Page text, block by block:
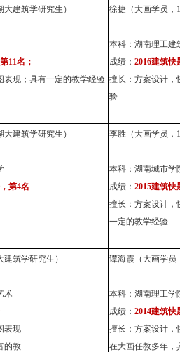
建筑学研究生）
11名；
表现；具有一定的教学经验
徐捷（大画学员，
本科：湖南理工建
成绩： 2016建筑快
擅长：方案设计，
验
建筑学研究生）
第4名
李胜（大画学员，
本科：湖南城市学
成绩： 2015建筑快
擅长：方案设计，
一定的教学经验
筑学研究生）
术
表现
有丰富的教
谭海霞（大画学员
本科：湖南理工学
成绩： 2014建筑快
擅长：方案设计，
在大画任教